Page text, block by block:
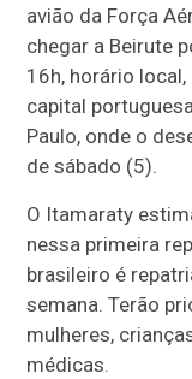
avião da Força
chegar a Beirute
16h, horário
capital
Paulo, onde o
de sábado (5).
O Itamaraty
nessa primeira
brasileiro é
semana. Terão
mulheres,
médicas.